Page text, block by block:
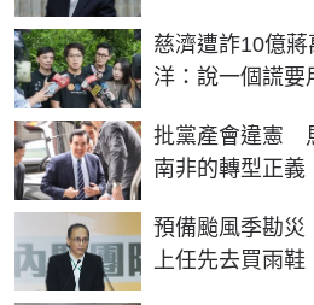
慈濟遭詐10億
洋：說一個謊要
批黨產會違憲
南非的轉型正義
預備颱風季勘
上任先去買雨鞋